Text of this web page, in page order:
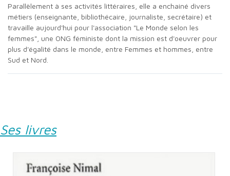
Parallèlement à ses activités littéraires, elle a enchainé divers
métiers (enseignante, bibliothécaire, journaliste, secrétaire) et
travaille aujourd'hui pour l'association "Le Monde selon les
femmes", une ONG féministe dont la mission est d'oeuvrer pour
plus d'égalité dans le monde, entre Femmes et hommes, entre
Sud et Nord.
Ses livres